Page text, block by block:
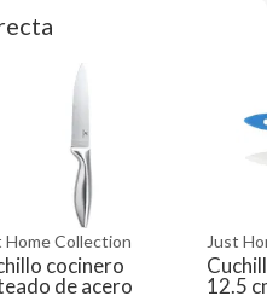
Home Collection
cocinero
de acero
Just
12.5